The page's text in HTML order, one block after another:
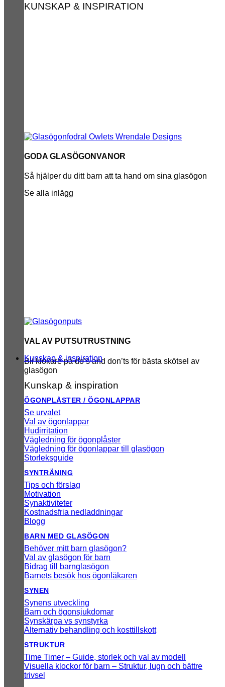
KUNSKAP & INSPIRATION
GODA GLASÖGONVANOR
Så hjälper du ditt barn att ta hand om sina glasögon
Se alla inlägg
VAL AV PUTSUTRUSTNING
Bli klokare på do’s and don’ts för bästa skötsel av
glasögon
Kunskap & inspiration
Kunskap & inspiration
ÖGONPLÅSTER / ÖGONLAPPAR
Se urvalet
Val av ögonlappar
Hudirritation
Vägledning för ögonplåster
Vägledning för ögonlappar till glasögon
Storleksguide
SYNTRÄNING
Tips och förslag
Motivation
Synaktiviteter
Kostnadsfria nedladdningar
Blogg
BARN MED GLASÖGON
Behöver mitt barn glasögon?
Val av glasögon för barn
Bidrag till barnglasögon
Barnets besök hos ögonläkaren
SYNEN
Synens utveckling
Barn och ögonsjukdomar
Synskärpa vs synstyrka
Alternativ behandling och kosttillskott
STRUKTUR
Time Timer – Guide, storlek och val av modell
Visuella klockor för barn – Struktur, lugn och bättre
trivsel